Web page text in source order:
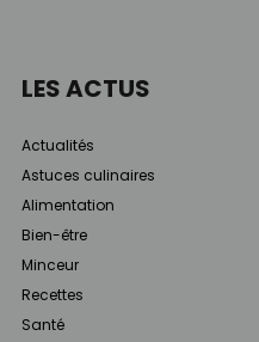
LES ACTUS
Actualités
Astuces culinaires
Alimentation
Bien-être
Minceur
Recettes
Santé